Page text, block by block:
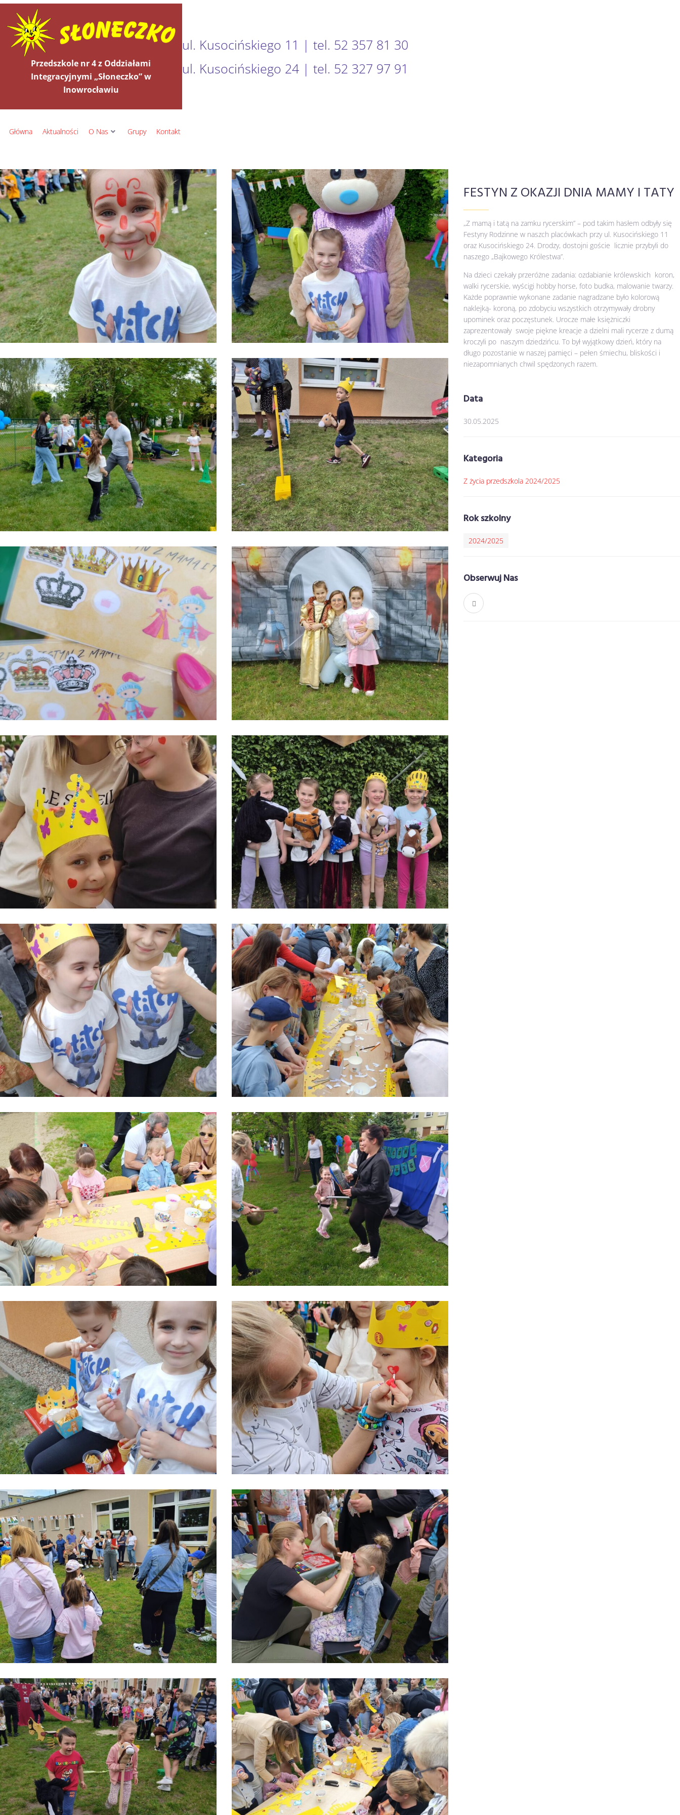
Przedszkole nr 4 z Oddziałami
Integracyjnymi „Słoneczko” w
Inowrocławiu
ul. Kusocińskiego 11 | tel. 52 357 81 30
ul. Kusocińskiego 24 | tel. 52 327 97 91
Główna Aktualności O Nas Grupy Kontakt
FESTYN Z OKAZJI DNIA MAMY I TATY
„Z mamą i tatą na zamku rycerskim” – pod takim hasłem odbyły się
Festyny Rodzinne w naszch placówkach przy ul. Kusocińskiego 11
oraz Kusocińskiego 24. Drodzy, dostojni goście licznie przybyli do
naszego „Bajkowego Królestwa”.
Na dzieci czekały przeróżne zadania: ozdabianie królewskich koron,
walki rycerskie, wyścigi hobby horse, foto budka, malowanie twarzy.
Każde poprawnie wykonane zadanie nagradzane było kolorową
naklejką- koroną, po zdobyciu wszystkich otrzymywały drobny
upominek oraz poczęstunek. Urocze małe księżniczki
zaprezentowały swoje piękne kreacje a dzielni mali rycerze z dumą
kroczyli po naszym dziedzińcu. To był wyjątkowy dzień, który na
długo pozostanie w naszej pamięci – pełen śmiechu, bliskości i
niezapomnianych chwil spędzonych razem.
Data
30.05.2025
Kategoria
Z życia przedszkola 2024/2025
Rok szkolny
2024/2025
Obserwuj Nas